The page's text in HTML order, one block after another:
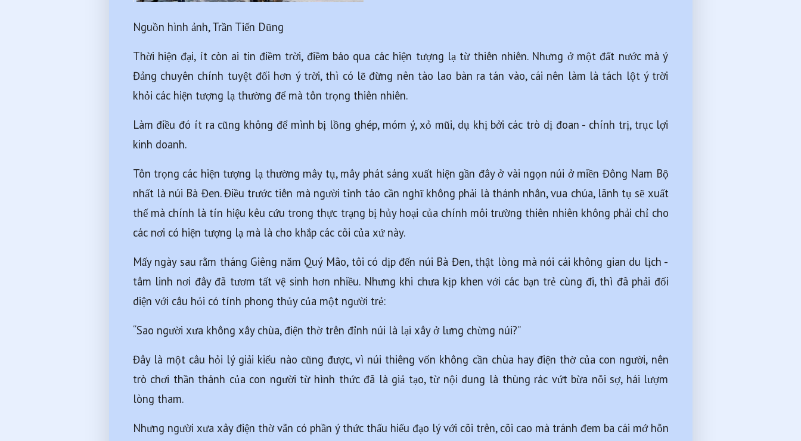
Nguồn hình ảnh, Trần Tiến Dũng
Thời hiện đại, ít còn ai tin điềm trời, điềm báo qua các hiện tượng lạ từ thiên nhiên. Nhưng ở một đất nước mà ý
Đảng chuyên chính tuyệt đối hơn ý trời, thì có lẽ đừng nên tào lao bàn ra tán vào, cái nên làm là tách lột ý trời
khỏi các hiện tượng lạ thường để mà tôn trọng thiên nhiên.
Làm điều đó ít ra cũng không để mình bị lồng ghép, móm ý, xỏ mũi, dụ khị bởi các trò dị đoan - chính trị, trục lợi
kinh doanh.
Tôn trọng các hiện tượng lạ thường mây tụ, mây phát sáng xuất hiện gần đây ở vài ngọn núi ở miền Đông Nam Bộ
nhất là núi Bà Đen. Điều trước tiên mà người tỉnh táo cần nghĩ không phải là thánh nhân, vua chúa, lãnh tụ sẽ xuất
thế mà chính là tín hiệu kêu cứu trong thực trạng bị hủy hoại của chính môi trường thiên nhiên không phải chỉ cho
các nơi có hiện tượng lạ mà là cho khắp các cõi của xứ này.
Mấy ngày sau rằm tháng Giêng năm Quý Mão, tôi có dịp đến núi Bà Đen, thật lòng mà nói cái không gian du lịch -
tâm linh nơi đây đã tươm tất vệ sinh hơn nhiều. Nhưng khi chưa kịp khen với các bạn trẻ cùng đi, thì đã phải đối
diện với câu hỏi có tính phong thủy của một người trẻ:
“Sao người xưa không xây chùa, điện thờ trên đỉnh núi là lại xây ở lưng chừng núi?”
Đây là một câu hỏi lý giải kiểu nào cũng được, vì núi thiêng vốn không cần chùa hay điện thờ của con người, nên
trò chơi thần thánh của con người từ hình thức đã là giả tạo, từ nội dung là thùng rác vứt bừa nỗi sợ, hái lượm
lòng tham.
Nhưng người xưa xây điện thờ vẫn có phần ý thức thấu hiểu đạo lý với cõi trên, cõi cao mà tránh đem ba cái mớ hỗn